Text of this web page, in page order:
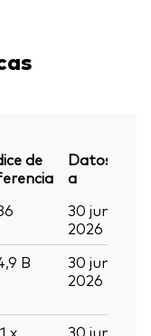
de
Datos
a
30 jun
2026
B
30 jun
2026
x 30 jun